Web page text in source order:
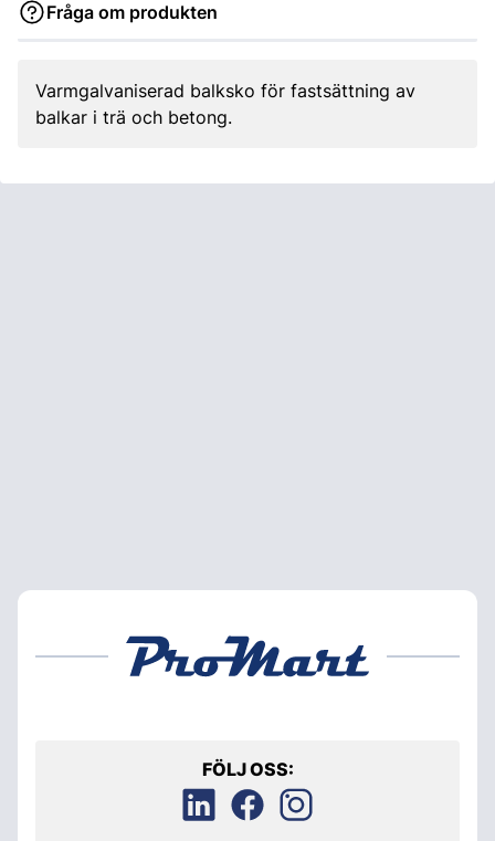
Fråga om produkten
Varmgalvaniserad balksko för fastsättning av
balkar i trä och betong.
FÖLJ OSS: